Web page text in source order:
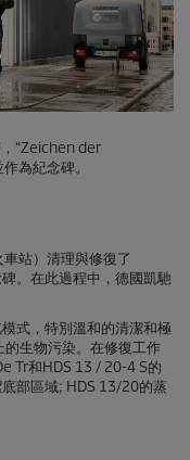
“Zeichen der
為紀念碑。
站）清理與修復了
。在此過程中，德國凱馳
式，特別溫和的清潔和極
生物污染。在修復工作
Tr和HDS 13 / 20-4 S的
部區域; HDS 13/20的蒸